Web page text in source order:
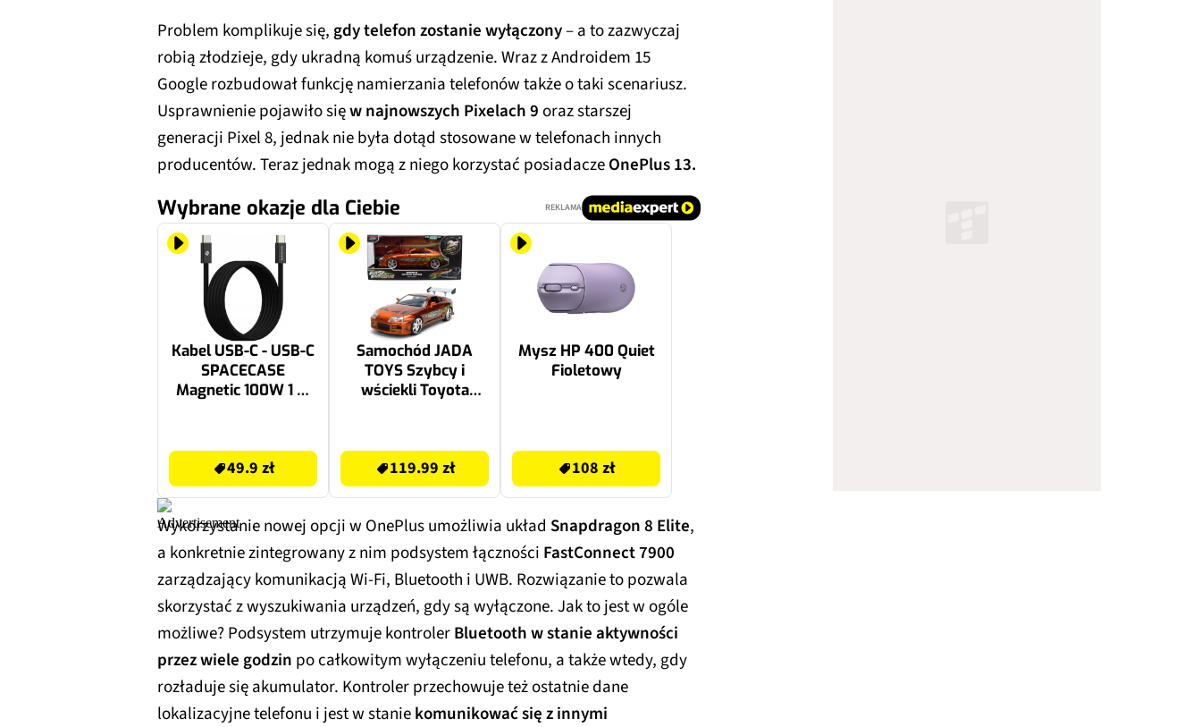
Problem komplikuje się,gdy telefon zostanie wyłączony– a to zazwyczaj
robią złodzieje, gdy ukradną komuś urządzenie. Wraz z Androidem 15
Google rozbudował funkcję namierzania telefonów także o taki scenariusz.
Usprawnienie pojawiło sięw najnowszych Pixelach 9oraz starszej
generacji Pixel 8, jednak nie była dotąd stosowane w telefonach innych
producentów. Teraz jednak mogą z niego korzystać posiadaczeOnePlus 13.
Wybrane okazje dla Ciebie REKLAMA
Kabel USB-C - USB-C
SPACECASE
Magnetic 100W 1 m
49.9 zł
Samochód JADA
TOYS Szybcy i
wściekli Toyota
9337703314R20
119.99 zł
Mysz HP 400 Quiet
Fioletowy
108 zł
Wykorzystanie nowej opcji w OnePlus umożliwia układ Snapdragon 8 Elite,
a konkretnie zintegrowany z nim podsystem łączności FastConnect 7900
zarządzający komunikacją Wi-Fi, Bluetooth i UWB. Rozwiązanie to pozwala
skorzystać z wyszukiwania urządzeń, gdy są wyłączone. Jak to jest w ogóle
możliwe? Podsystem utrzymuje kontrolerBluetooth w stanie aktywności
przez wiele godzin po całkowitym wyłączeniu telefonu, a także wtedy, gdy
rozładuje się akumulator. Kontroler przechowuje też ostatnie dane
lokalizacyjne telefonu i jest w staniekomunikować się z innymi